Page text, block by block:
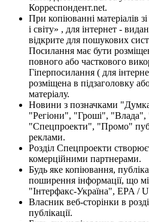
Корреспондент.net.
При копіюванні матеріалів
і світу» , для інтернет -
відкрите для пошукових
Посилання має бути
повного або часткового
Гіперпосилання ( для
розміщена в підзаголовку
матеріалу.
Новини з позначками
"Регіони", "Гроші",
"Спецпроекти", "Промо"
реклами.
Розділ Спецпроекти
комерційними партнерами.
Будь яке копіювання,
поширення інформації, що
"Інтерфакс-Україна", EPA /
Власник веб-сторінки в
публікації.